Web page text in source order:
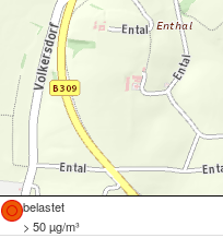
belastet
> 50 µg/m³